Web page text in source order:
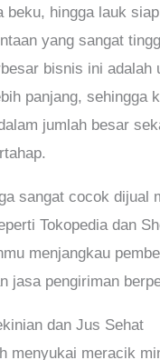
beku, hingga lauk
yang sangat
bisnis ini adalah
panjang, sehingga
jumlah besar
sangat cocok dijual
Tokopedia dan
menjangkau
jasa pengiriman
dan Jus Sehat
menyukai meracik